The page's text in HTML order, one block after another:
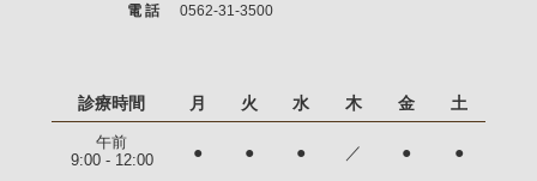
電 話 0562-31-3500
診療時間 月 火 水 木 金 土
午前
9:00 - 12:00
● ● ● ／ ● ●